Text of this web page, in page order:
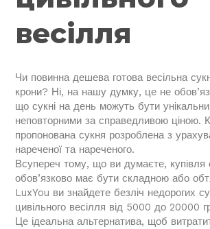
весілля
Чи повинна дешева готова весільна
крони? Ні, на нашу думку, це не
що сукні на день можуть бути
неповторними за справедливою ціною.
пропонована сукня розроблена з
нареченої та нареченого.
Всупереч тому, що ви думаєте, купівля
обов’язково має бути складною або
LuxYou ви знайдете безліч недорогих
цивільного весілля від 5000 до 20000
Це ідеальна альтернатива, щоб